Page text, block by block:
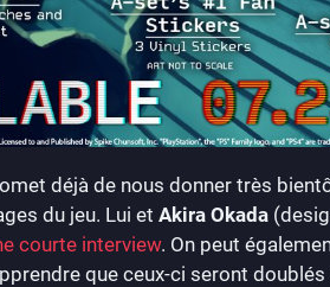
déjà de nous donner très
du jeu. Lui et Akira Okada
courte interview. On peut
que ceux-ci seront